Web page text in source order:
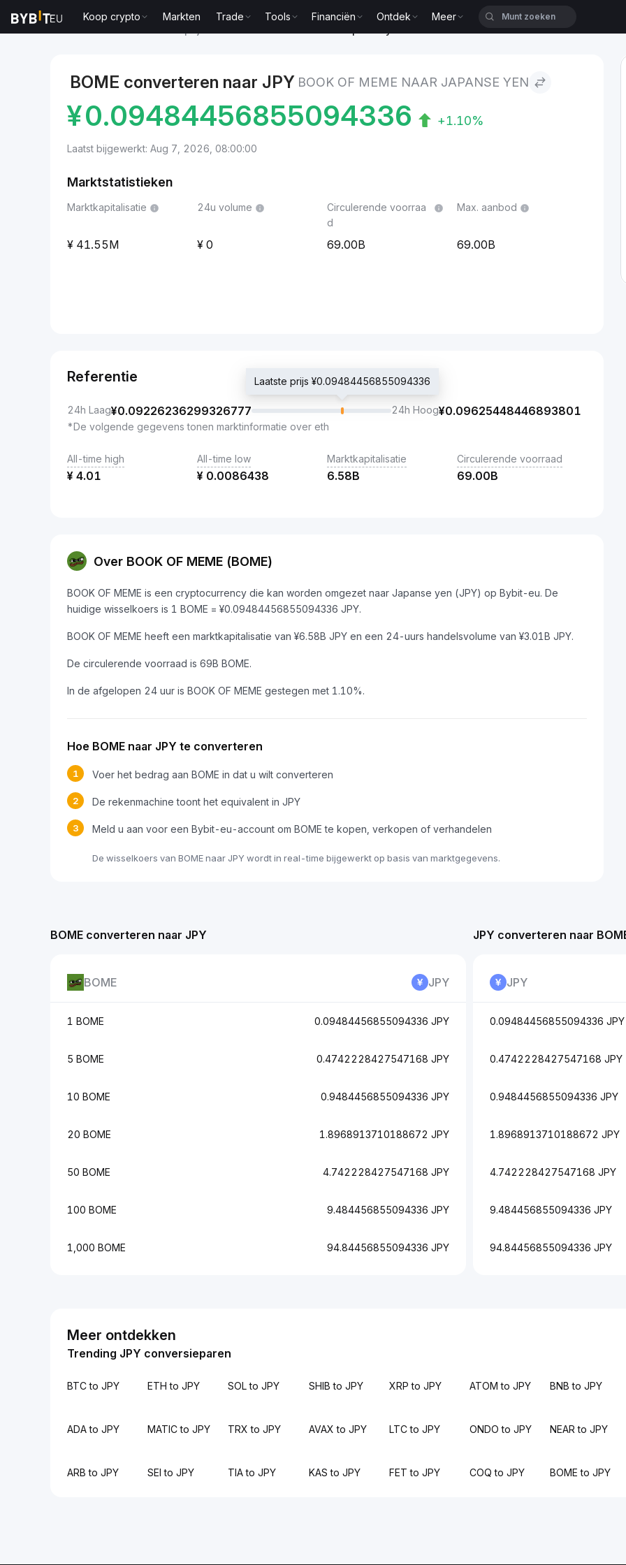
Koop crypto Markten Trade Tools Financiën Ontdek
Meer
BOME converteren naar JPY BOOK OF MEME NAAR JAPANSE YEN
¥0.09484456855094336 +1.10%
Laatst bijgewerkt: Aug 7, 2026, 08:00:00
Marktstatistieken
Marktkapitalisatie
41.55M
24u volume
0
Circulerende voorraa
d
69.00B
Max. aanbod
69.00B
Referentie
24h Laag¥0.09226236299326777
Laatste prijs ¥0.09484456855094336
24h Hoog¥0.09625448446893801
*De volgende gegevens tonen marktinformatie over eth
All-time high
¥ 4.01
All-time low
¥ 0.0086438
Marktkapitalisatie
6.58B
Circulerende voorraad
69.00B
Over BOOK OF MEME (BOME)
BOOK OF MEME is een cryptocurrency die kan worden omgezet naar Japanse yen (JPY) op Bybit-eu. De
huidige wisselkoers is 1 BOME = ¥0.09484456855094336 JPY.
BOOK OF MEME heeft een marktkapitalisatie van ¥6.58B JPY en een 24-uurs handelsvolume van ¥3.01B JPY.
De circulerende voorraad is 69B BOME.
In de afgelopen 24 uur is BOOK OF MEME gestegen met 1.10%.
Hoe BOME naar JPY te converteren
1 Voer het bedrag aan BOME in dat u wilt converteren
2 De rekenmachine toont het equivalent in JPY
3 Meld u aan voor een Bybit-eu-account om BOME te kopen, verkopen of verhandelen
De wisselkoers van BOME naar JPY wordt in real-time bijgewerkt op basis van marktgegevens.
BOME converteren naar JPY
BOME JPY
1 BOME 0.09484456855094336 JPY
5 BOME 0.4742228427547168 JPY
10 BOME 0.9484456855094336 JPY
20 BOME 1.8968913710188672 JPY
50 BOME 4.742228427547168 JPY
100 BOME 9.484456855094336 JPY
1,000 BOME 94.84456855094336 JPY
JPY converteren naar
JPY
0.09484456855094336 JPY
0.4742228427547168 JPY
0.9484456855094336 JPY
1.8968913710188672 JPY
4.742228427547168 JPY
9.484456855094336 JPY
94.84456855094336 JPY
Meer ontdekken
Trending JPY conversieparen
BTC to JPY ETH to JPY SOL to JPY SHIB to JPY XRP to JPY ATOM to JPY BNB to JPY
ADA to JPY MATIC to JPY TRX to JPY AVAX to JPY LTC to JPY ONDO to JPY NEAR to JPY
ARB to JPY SEI to JPY TIA to JPY KAS to JPY FET to JPY COQ to JPY BOME to JPY